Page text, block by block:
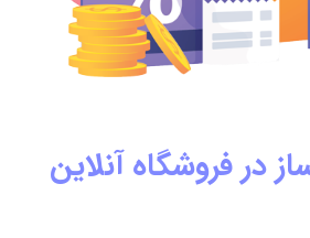
در فروشگاه آنلاین